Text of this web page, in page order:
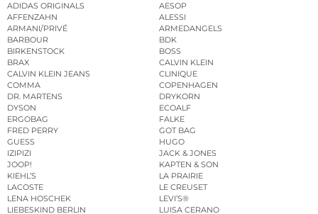
ADIDAS ORIGINALS
AESOP
AFFENZAHN
ALESSI
ARMANI/PRIVÉ
ARMEDANGELS
BARBOUR
BDK
BIRKENSTOCK
BOSS
BRAX
CALVIN KLEIN
CALVIN KLEIN JEANS
CLINIQUE
COMMA
COPENHAGEN
DR. MARTENS
DRYKORN
DYSON
ECOALF
ERGOBAG
FALKE
FRED PERRY
GOT BAG
GUESS
HUGO
IZIPIZI
JACK & JONES
JOOP!
KAPTEN & SON
KIEHL’S
LA PRAIRIE
LACOSTE
LE CREUSET
LENA HOSCHEK
LEVI’S®
LIEBESKIND BERLIN
LUISA CERANO